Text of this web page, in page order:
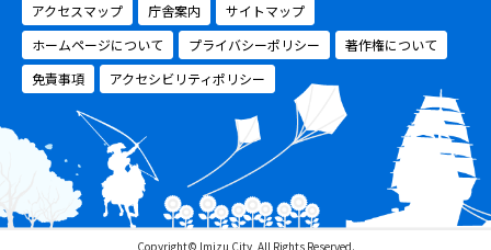
アクセスマップ
庁舎案内
サイトマップ
ホームページについて
プライバシーポリシー
著作権について
免責事項
アクセシビリティポリシー
Copyright© Imizu City, All Rights Reserved.